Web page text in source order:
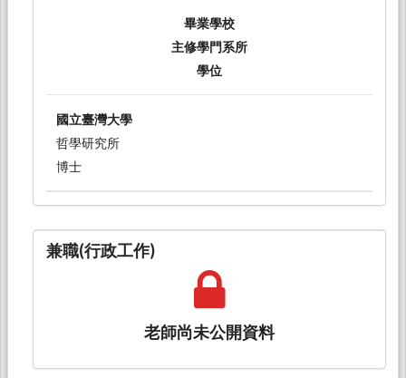
畢業學校
主修學門系所
學位
國立臺灣大學
哲學研究所
博士
兼職(行政工作)
老師尚未公開資料